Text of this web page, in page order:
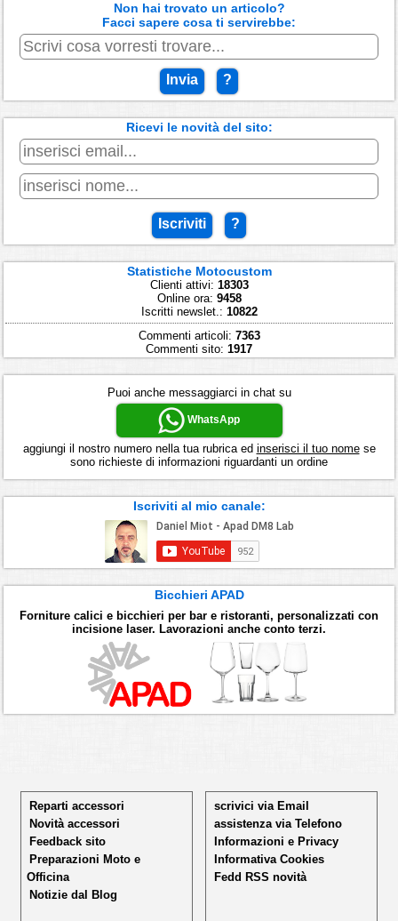
Non hai trovato un articolo?
Facci sapere cosa ti servirebbe:
Invia ?
Ricevi le novità del sito:
Iscriviti ?
Statistiche Motocustom
Clienti attivi: 18303
Online ora: 9458
Iscritti newslet.: 10822
Commenti articoli: 7363
Commenti sito: 1917
Puoi anche messaggiarci in chat su
WhatsApp
aggiungi il nostro numero nella tua rubrica ed inserisci il tuo nomese
sono richieste di informazioni riguardanti un ordine
Iscriviti al mio canale:
Bicchieri APAD
Forniture calici e bicchieri per bar e ristoranti, personalizzati con
incisione laser. Lavorazioni anche conto terzi.
Reparti accessori
Novità accessori
Feedback sito
Preparazioni Moto e
Officina
Notizie dal Blog
scrivici via Email
assistenza via Telefono
Informazioni e Privacy
Informativa Cookies
Fedd RSS novità